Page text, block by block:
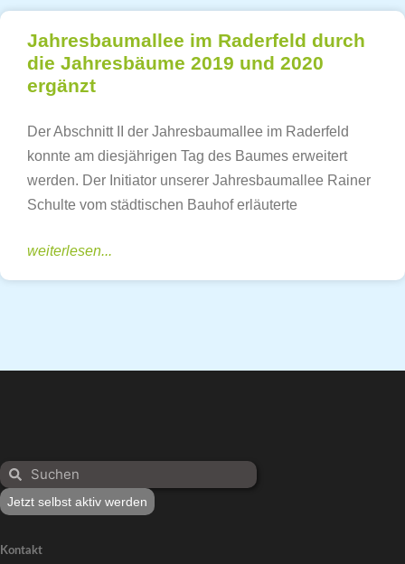
Jahresbaumallee im Raderfeld durch
die Jahresbäume 2019 und 2020
ergänzt
Der Abschnitt II der Jahresbaumallee im Raderfeld
konnte am diesjährigen Tag des Baumes erweitert
werden. Der Initiator unserer Jahresbaumallee Rainer
Schulte vom städtischen Bauhof erläuterte
weiterlesen...
Jetzt selbst aktiv werden
Kontakt